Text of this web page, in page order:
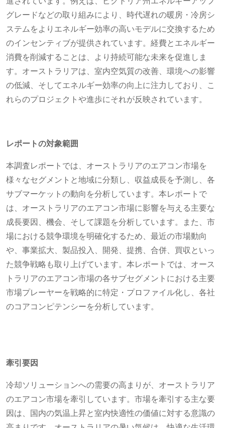
グレードなどの取り組みにより、時代遅れの暖房・冷房シ
ステムをよりエネルギー効率の高いモデルに交換するため
のインセンティブが提供されています。経費とエネルギー
消費を削減することは、より持続可能な未来を促進しま
す。オーストラリアは、室内空気質の改善、環境への影響
の低減、そしてエネルギー効率の向上に注力しており、こ
れらのプロジェクトや進歩にそれが反映されています。
レポートの対象範囲
本調査レポートでは、オーストラリアのエアコン市場を
様々なセグメントと地域に分類し、収益成長を予測し、各
サブマーケットの動向を分析しています。本レポートで
は、オーストラリアのエアコン市場に影響を与える主要な
成長要因、機会、そして課題を分析しています。また、市
場における競争環境を明確化するため、最近の市場動向
や、事業拡大、製品投入、開発、提携、合併、買収といっ
た競争戦略も取り上げています。本レポートでは、オース
トラリアのエアコン市場の各サブセグメントにおける主要
市場プレーヤーを戦略的に特定・プロファイル化し、各社
のコアコンピテンシーを分析しています。
牽引要因
冷却ソリューションへの需要の高まりが、オーストラリア
のエアコン市場を牽引しています。市場を牽引する主な要
因は、国内の気温上昇と室内快適性の価値に対する意識の